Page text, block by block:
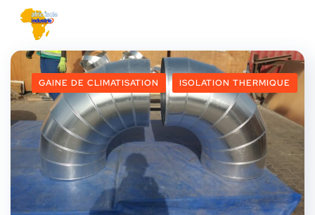
GAINE DE CLIMATISATION ISOLATION THERMIQUE